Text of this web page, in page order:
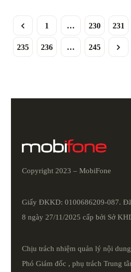
1 … 230 231
235 236 … 245
Copyright 2023 – MobiFone
Giấy ĐKKD: 0100686209-087.
8 ngày 27/11/2025 cấp bởi Sở
Chịu trách nhiệm quản lý nội
Phó Giám đốc , phụ trách Trung